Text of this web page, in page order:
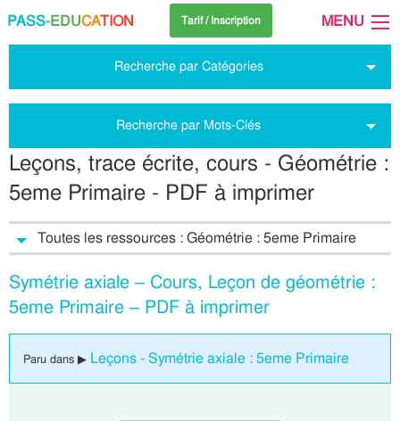
PASS-EDUCATION Tarif / Inscription MENU
Recherche par Catégories
Recherche par Mots-Clés
Leçons, trace écrite, cours - Géométrie :
5eme Primaire - PDF à imprimer
Toutes les ressources : Géométrie : 5eme Primaire
Symétrie axiale – Cours, Leçon de géométrie :
5eme Primaire – PDF à imprimer
Paru dans ▶ Leçons - Symétrie axiale : 5eme Primaire